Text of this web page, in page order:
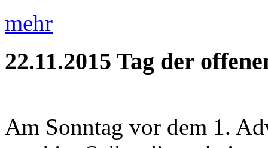
mehr
22.11.2015 Tag der
Am Sonntag vor dem 1.